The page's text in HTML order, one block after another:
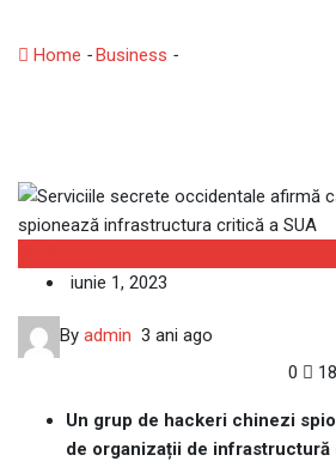
Home -Business -
iunie 1, 2023
By admin 3 ani ago
0
Un grup de hackeri chinezi
de organizații de infrastructură